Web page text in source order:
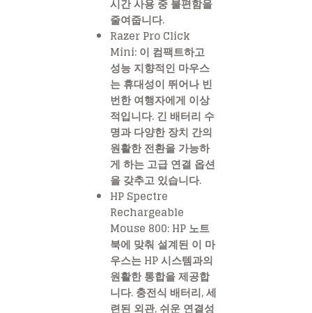
줄여줍니다.
Razer Pro Click
Mini: 이 컴팩트하고
성능 지향적인 마우스
는 휴대성이 뛰어나 빈
번한 여행자에게 이상
적입니다. 긴 배터리 수
명과 다양한 장치 간의
원활한 전환을 가능하
게 하는 고급 연결 옵션
을 갖추고 있습니다.
HP Spectre
Rechargeable
Mouse 800: HP 노트
북에 맞춰 설계된 이 마
우스는 HP 시스템과의
원활한 통합을 제공합
니다. 충전식 배터리, 세
련된 외관, 쉬운 연결성